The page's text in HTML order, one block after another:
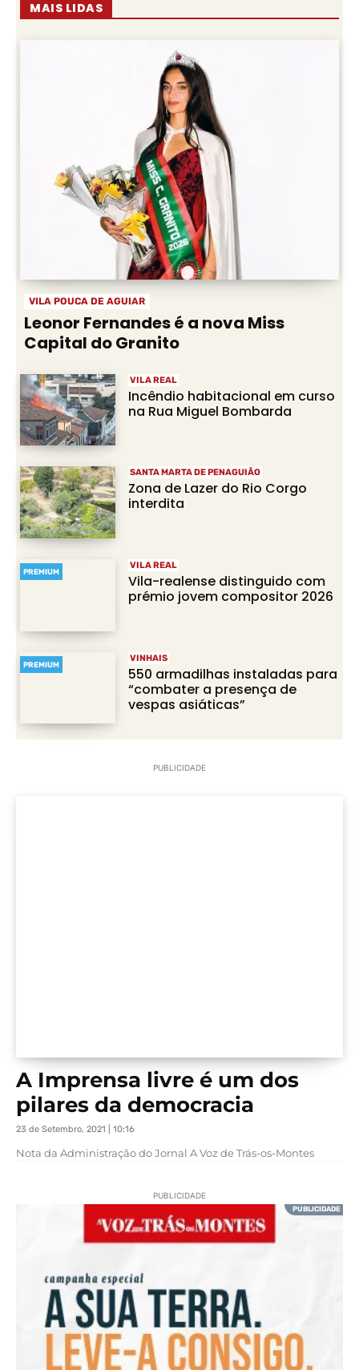
MAIS LIDAS
VILA POUCA DE AGUIAR
Leonor Fernandes é a nova Miss
Capital do Granito
VILA REAL
Incêndio habitacional em curso
na Rua Miguel Bombarda
SANTA MARTA DE PENAGUIÃO
Zona de Lazer do Rio Corgo
interdita
PREMIUM
VILA REAL
Vila-realense distinguido com
prémio jovem compositor 2026
PREMIUM
VINHAIS
550 armadilhas instaladas para
“combater a presença de
vespas asiáticas”
PUBLICIDADE
A Imprensa livre é um dos
pilares da democracia
23 de Setembro, 2021 | 10:16
Nota da Administração do Jornal A Voz de Trás-os-Montes
PUBLICIDADE